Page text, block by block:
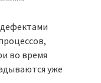
во время
уже